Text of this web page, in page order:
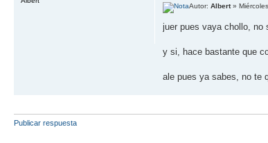
Autor:Albert»
juer pues vaya chollo, no
y si, hace bastante que
ale pues ya sabes, no te
Publicar respuesta